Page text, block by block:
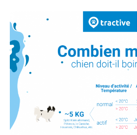
2) Les problèmes
3) Les maladies
4) Les infections
5) Le syndrome de